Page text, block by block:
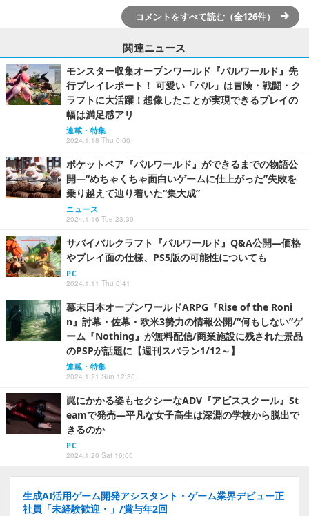
コメントをすべて読む（全126件）
関連ニュース
モンスター収集オープンワールド『パルワールド』先
行プレイレポート！ 可愛い「パル」は冒険・戦闘・ク
ラフトに大活躍！想像したことが実現できるプレイの
幅は満足感アリ
連載・特集
2024.1.18 Thu 0:00
ポケットペア『パルワールド』ができるまでの物語公
開―“めちゃくちゃ面白いゲームに仕上がった”失敗を
乗り越えて辿り着いた“集大成”
ニュース
2024.1.16 Tue 23:30
サバイバルクラフト『パルワールド』Q&A公開―価格
やプレイ面の仕様、PS5版の可能性についても
PC
2024.1.11 Thu 0:41
幕末日本オープンワールドARPG『Rise of the Roni
n』討幕・佐幕・欧米3勢力の情報公開/“何もしない”ゲ
ーム『Nothing』が無料配信/商業施設に残された景品
のPSPが話題に【週刊スパラン1/12～】
連載・特集
2024.1.21 Sun 12:30
罠にかかる姿もセクシーなADV『アビススクール』St
eamで発売―平凡な女子高生は深淵の学校から脱出で
きるのか
PC
2024.1.20 Sat 16:00
生成AI活用ゲーム開発アシスタント・ゲーム業界デビュー正
社員「未経験歓迎・」/賞与年2回